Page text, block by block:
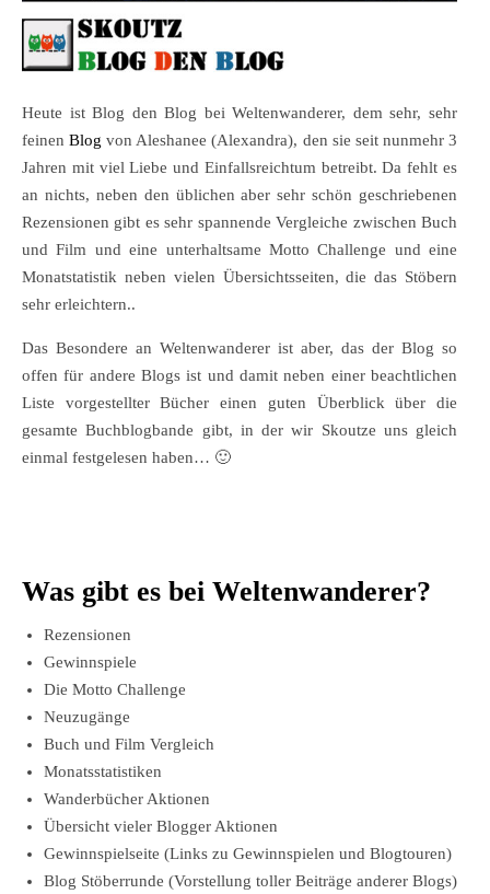
Heute ist Blog den Blog bei Weltenwanderer, dem sehr, sehr
feinenBlog von Aleshanee (Alexandra), den sie seit nunmehr 3
Jahren mit viel Liebe und Einfallsreichtum betreibt. Da fehlt es
an nichts, neben den üblichen aber sehr schön geschriebenen
Rezensionen gibt es sehr spannende Vergleiche zwischen Buch
und Film und eine unterhaltsame Motto Challenge und eine
Monatstatistik neben vielen Übersichtsseiten, die das Stöbern
sehr erleichtern..
Das Besondere an Weltenwanderer ist aber, das der Blog so
offen für andere Blogs ist und damit neben einer beachtlichen
Liste vorgestellter Bücher einen guten Überblick über die
gesamte Buchblogbande gibt, in der wir Skoutze uns gleich
einmal festgelesen haben… 🙂
Was gibt es bei Weltenwanderer?
Rezensionen
Gewinnspiele
Die Motto Challenge
Neuzugänge
Buch und Film Vergleich
Monatsstatistiken
Wanderbücher Aktionen
Übersicht vieler Blogger Aktionen
Gewinnspielseite (Links zu Gewinnspielen und Blogtouren)
Blog Stöberrunde (Vorstellung toller Beiträge anderer Blogs)